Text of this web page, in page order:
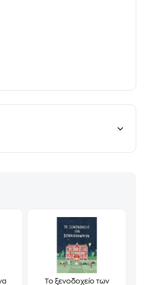
Το ξενοδοχείο των